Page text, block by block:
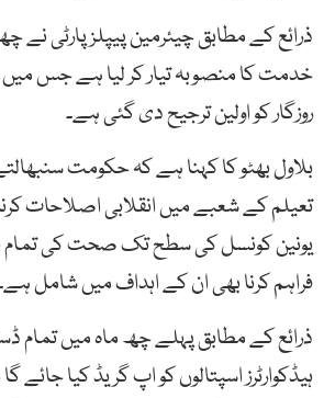
ذرائع کے مطابق چیئرمین پیپلز پارٹی نے
خدمت کا منصوبہ تیار کر لیا ہے جس
روزگار کو اولین ترجیح دی گئی ہے۔
بلاول بھٹو کا کہنا ہے کہ حکومت
تعیلم کے شعبے میں انقلابی اصلاحات
یونین کونسل کی سطح تک صحت کی تمام
فراہم کرنا بھی ان کے اہداف میں شامل
ذرائع کے مطابق پہلے چھ ماہ میں تمام
ہیڈکوارٹرز اسپتالوں کو اپ گریڈ کیا